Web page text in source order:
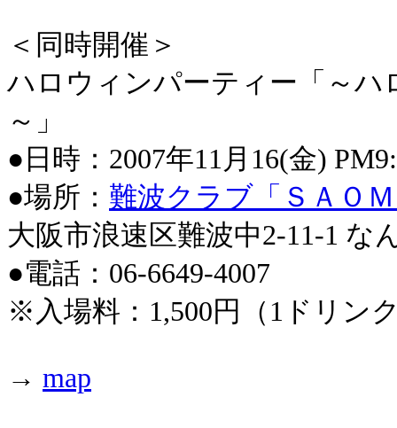
＜同時開催＞
ハロウィンパーティー「～
～」
●日時：2007年11月16(金)
●場所： 難波クラブ「ＳＡＯ
大阪市浪速区難波中2-11-1 な
●電話：06-6649-4007
※入場料：1,500円（1ドリン
→ map